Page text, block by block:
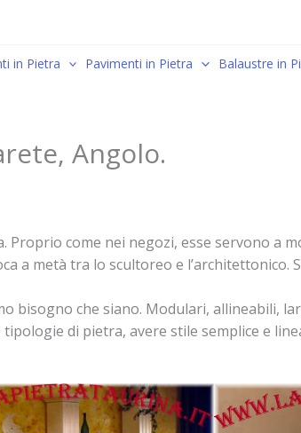
in Pietra Pavimenti in Pietra Balaustre in
Angolo.
come nei negozi, esse servono a
a metà tra lo scultoreo e l’architettonico.
bisogno che siano. Modulari, allineabili,
di pietra, avere stile semplice e